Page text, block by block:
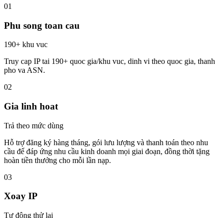
01
Phu song toan cau
190+ khu vuc
Truy cap IP tai 190+ quoc gia/khu vuc, dinh vi theo quoc gia, thanh
pho va ASN.
02
Gia linh hoat
Trả theo mức dùng
Hỗ trợ đăng ký hàng tháng, gói lưu lượng và thanh toán theo nhu
cầu để đáp ứng nhu cầu kinh doanh mọi giai đoạn, đồng thời tặng
hoàn tiền thưởng cho mỗi lần nạp.
03
Xoay IP
Tự động thử lại